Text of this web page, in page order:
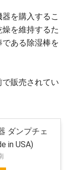
を購入するこ
を維持するた
ある除湿棒を
販売されてい
ダンプチェ
in USA)